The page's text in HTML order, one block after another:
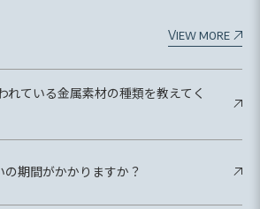
View more
ている金属素材の種類を教えてく
期間がかかりますか？